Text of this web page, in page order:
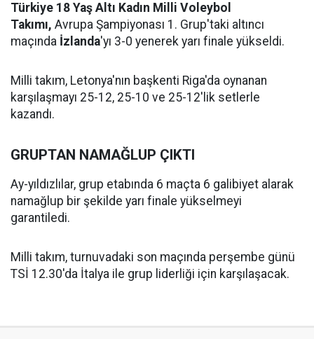
Türkiye 18 Yaş Altı Kadın Milli Voleybol
Takımı, Avrupa Şampiyonası 1. Grup'taki altıncı
maçında İzlanda'yı 3-0 yenerek yarı finale yükseldi.
Milli takım, Letonya'nın başkenti Riga'da oynanan
karşılaşmayı 25-12, 25-10 ve 25-12'lik setlerle
kazandı.
GRUPTAN NAMAĞLUP ÇIKTI
Ay-yıldızlılar, grup etabında 6 maçta 6 galibiyet alarak
namağlup bir şekilde yarı finale yükselmeyi
garantiledi.
Milli takım, turnuvadaki son maçında perşembe günü
TSİ 12.30'da İtalya ile grup liderliği için karşılaşacak.